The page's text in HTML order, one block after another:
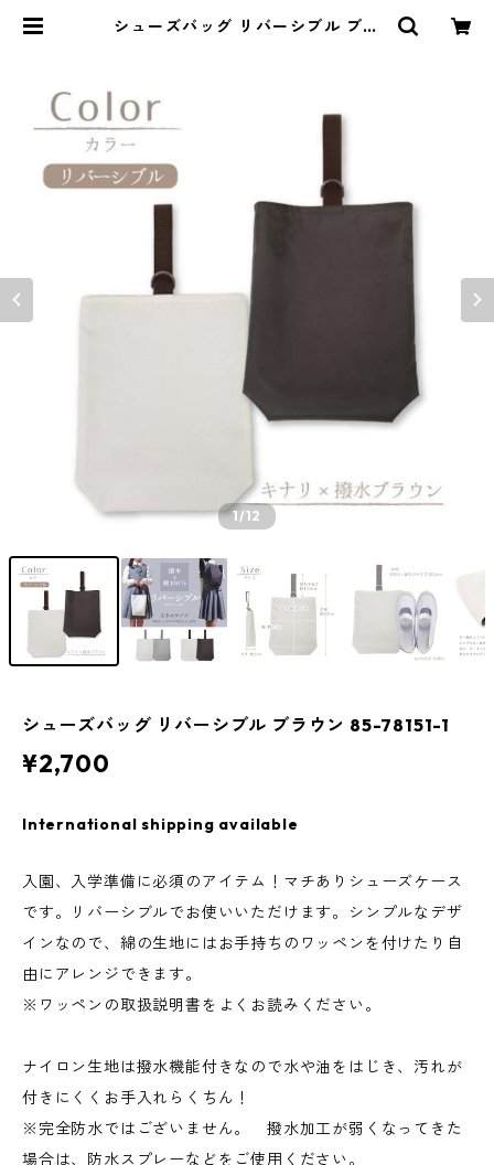
シューズバッグ リバーシブル ブラ
1/12
シューズバッグ リバーシブル ブラウン 85-78151-1
¥2,700
International shipping available
入園、入学準備に必須のアイテム！マチありシューズケース
です。リバーシブルでお使いいただけます。シンプルなデザ
インなので、綿の生地にはお手持ちのワッペンを付けたり自
由にアレンジできます。
※ワッペンの取扱説明書をよくお読みください。
ナイロン生地は撥水機能付きなので水や油をはじき、汚れが
付きにくくお手入れらくちん！
※完全防水ではございません。 撥水加工が弱くなってきた
場合は、防水スプレーなどをご使用ください。